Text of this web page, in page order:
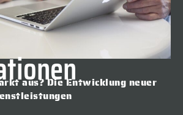
aus? Die Entwicklung neuer